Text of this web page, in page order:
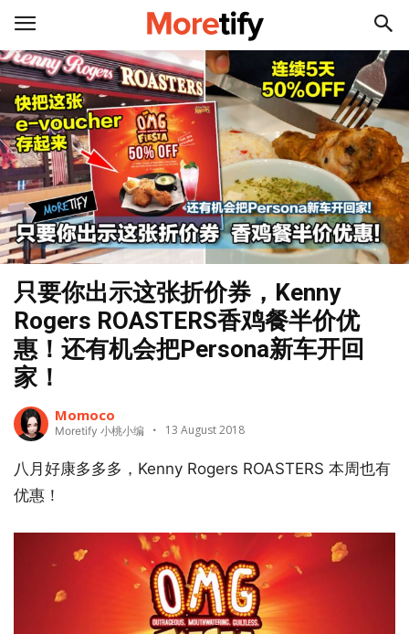
只要你出示这张折价券，Kenny
Rogers ROASTERS香鸡餐半价优
惠！还有机会把Persona新车开回
家！
Momoco
Moretify 小桃小编 13 August 2018
八月好康多多多，Kenny Rogers ROASTERS 本周也有
优惠！